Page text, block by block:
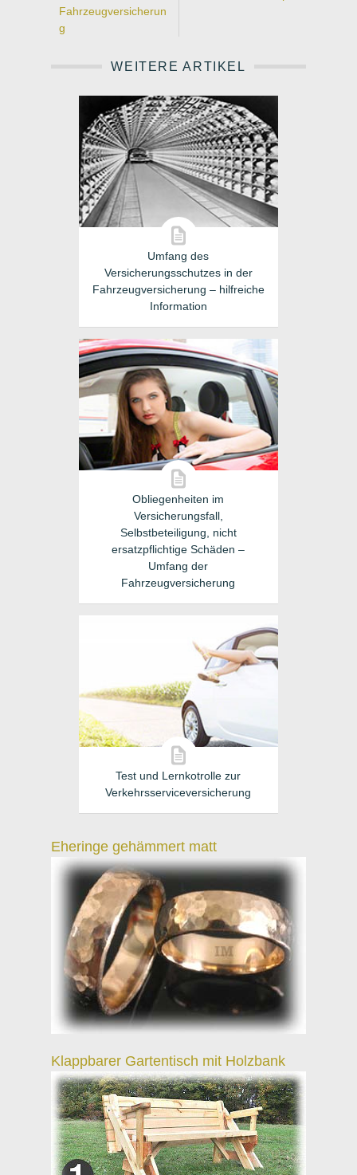
Fahrzeugversicherun
g
WEITERE ARTIKEL
Umfang des
Versicherungsschutzes in der
Fahrzeugversicherung – hilfreiche
Information
Obliegenheiten im
Versicherungsfall,
Selbstbeteiligung, nicht
ersatzpflichtige Schäden –
Umfang der
Fahrzeugversicherung
Test und Lernkotrolle zur
Verkehrsserviceversicherung
Eheringe gehämmert matt
Klappbarer Gartentisch mit Holzbank